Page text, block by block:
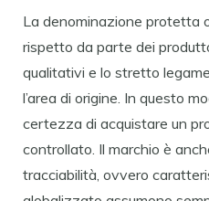
La denominazione protetta
rispetto da parte dei
qualitativi e lo stretto
l’area di origine. In questo
certezza di acquistare un
controllato. Il marchio è
tracciabilità, ovvero